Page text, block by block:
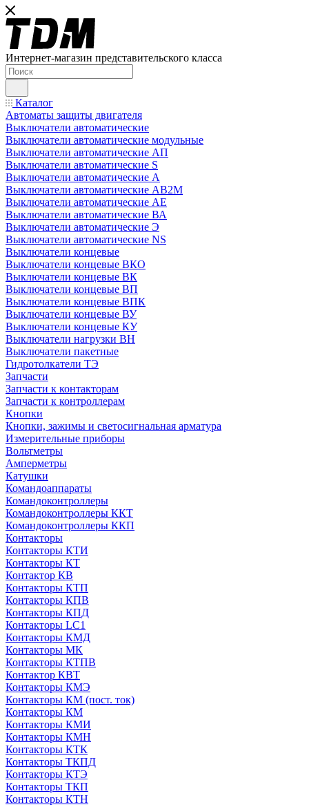
Интернет-магазин представительского класса
Каталог
Автоматы защиты двигателя
Выключатели автоматические
Выключатели автоматические модульные
Выключатели автоматические АП
Выключатели автоматические S
Выключатели автоматические А
Выключатели автоматические АВ2М
Выключатели автоматические АЕ
Выключатели автоматические ВА
Выключатели автоматические Э
Выключатели автоматические NS
Выключатели концевые
Выключатели концевые ВКО
Выключатели концевые ВК
Выключатели концевые ВП
Выключатели концевые ВПК
Выключатели концевые ВУ
Выключатели концевые КУ
Выключатели нагрузки ВН
Выключатели пакетные
Гидротолкатели ТЭ
Запчасти
Запчасти к контакторам
Запчасти к контроллерам
Кнопки
Кнопки, зажимы и светосигнальная арматура
Измерительные приборы
Вольтметры
Амперметры
Катушки
Командоаппараты
Командоконтроллеры
Командоконтроллеры ККТ
Командоконтроллеры ККП
Контакторы
Контакторы КТИ
Контакторы КТ
Контактор КВ
Контакторы КТП
Контакторы КПВ
Контакторы КПД
Контакторы LC1
Контакторы КМД
Контакторы МК
Контакторы КТПВ
Контактор КВТ
Контакторы КМЭ
Контакторы КМ (пост. ток)
Контакторы КМ
Контакторы КМИ
Контакторы КМН
Контакторы КТК
Контакторы ТКПД
Контакторы КТЭ
Контакторы ТКП
Контакторы КТН